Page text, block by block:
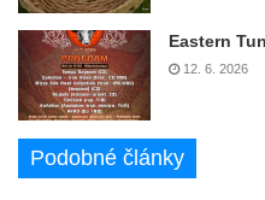
Eastern
12. 6. 2026
Podobné články